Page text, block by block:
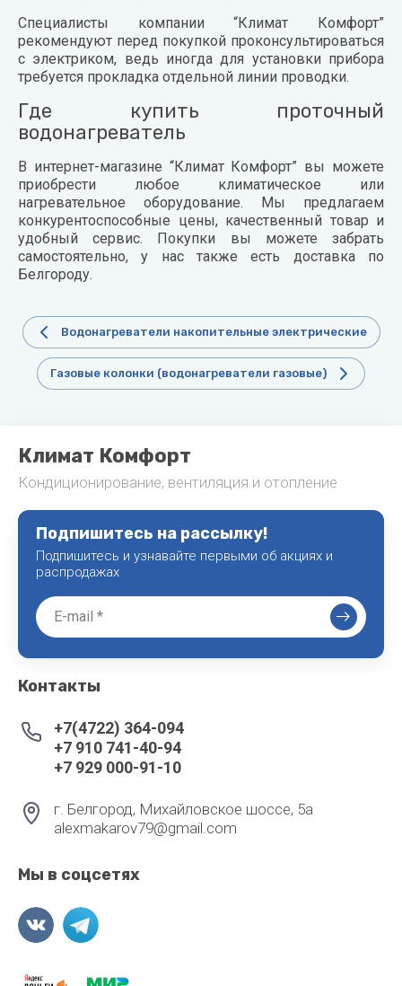
Специалисты компании “Климат Комфорт”
рекомендуют перед покупкой проконсультироваться
с электриком, ведь иногда для установки прибора
требуется прокладка отдельной линии проводки.
Где купить проточный
водонагреватель
В интернет-магазине “Климат Комфорт” вы можете
приобрести любое климатическое или
нагревательное оборудование. Мы предлагаем
конкурентоспособные цены, качественный товар и
удобный сервис. Покупки вы можете забрать
самостоятельно, у нас также есть доставка по
Белгороду.
Водонагреватели накопительные электрические
Газовые колонки (водонагреватели газовые)
Климат Комфорт
Кондиционирование, вентиляция и отопление
Подпишитесь на рассылку!
Подпишитесь и узнавайте первыми об акциях и
распродажах
Контакты
+7(4722) 364-094
+7 910 741-40-94
+7 929 000-91-10
г. Белгород, Михайловское шоссе, 5а
alexmakarov79@gmail.com
Мы в соцсетях